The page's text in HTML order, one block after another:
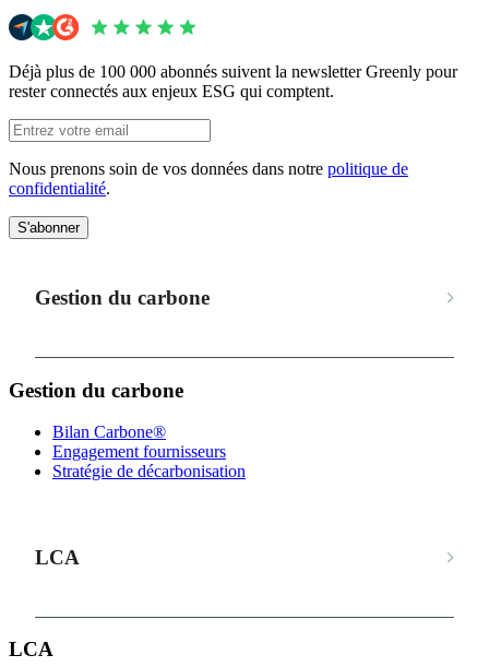
Déjà plus de 100 000 abonnés suivent la newsletter Greenly pour
rester connectés aux enjeux ESG qui comptent.
Nous prenons soin de vos données dans notre politique de
confidentialité.
S'abonner
Gestion du carbone
Gestion du carbone
Bilan Carbone®
Engagement fournisseurs
Stratégie de décarbonisation
LCA
LCA